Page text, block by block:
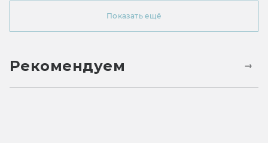
Показать ещё
Рекомендуем